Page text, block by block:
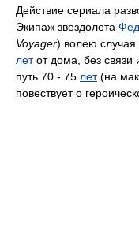
Действие сериала
Экипаж звездолета
Voyager) волею случая
летот дома, без связи
путь 70 - 75 лет(на
повествует о